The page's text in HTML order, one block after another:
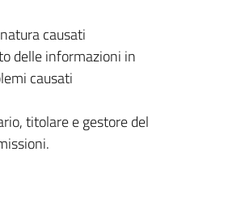
causati
delle informazioni in
causati
titolare e gestore del